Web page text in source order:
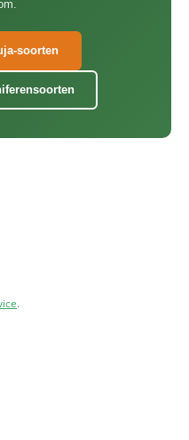
soorten
.